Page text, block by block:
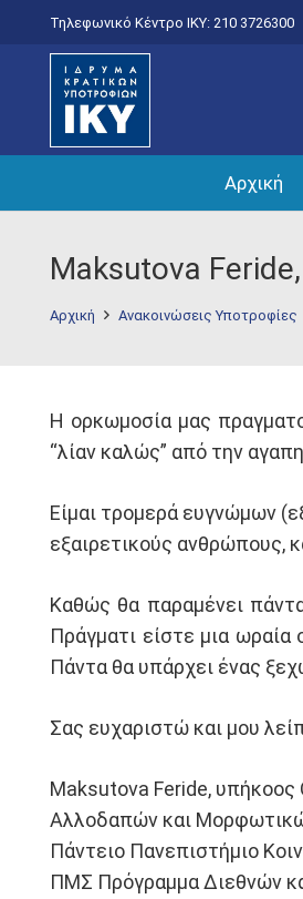
Τηλεφωνικό Κέντρο IKY: 210 3726300
Αρχική
Maksutova
Αρχική Ανακοινώσεις Υποτροφίες
Η ορκωμοσία μας
“λίαν καλώς” από την
Είμαι τρομερά ευγνώμων
εξαιρετικούς ανθρώπους,
Καθώς θα παραμένει
Πράγματι είστε μια
Πάντα θα υπάρχει ένας
Σας ευχαριστώ και μου
Maksutova Feride, υπήκοος
Αλλοδαπών και
Πάντειο Πανεπιστήμιο
ΠΜΣ Πρόγραμμα Διεθνών